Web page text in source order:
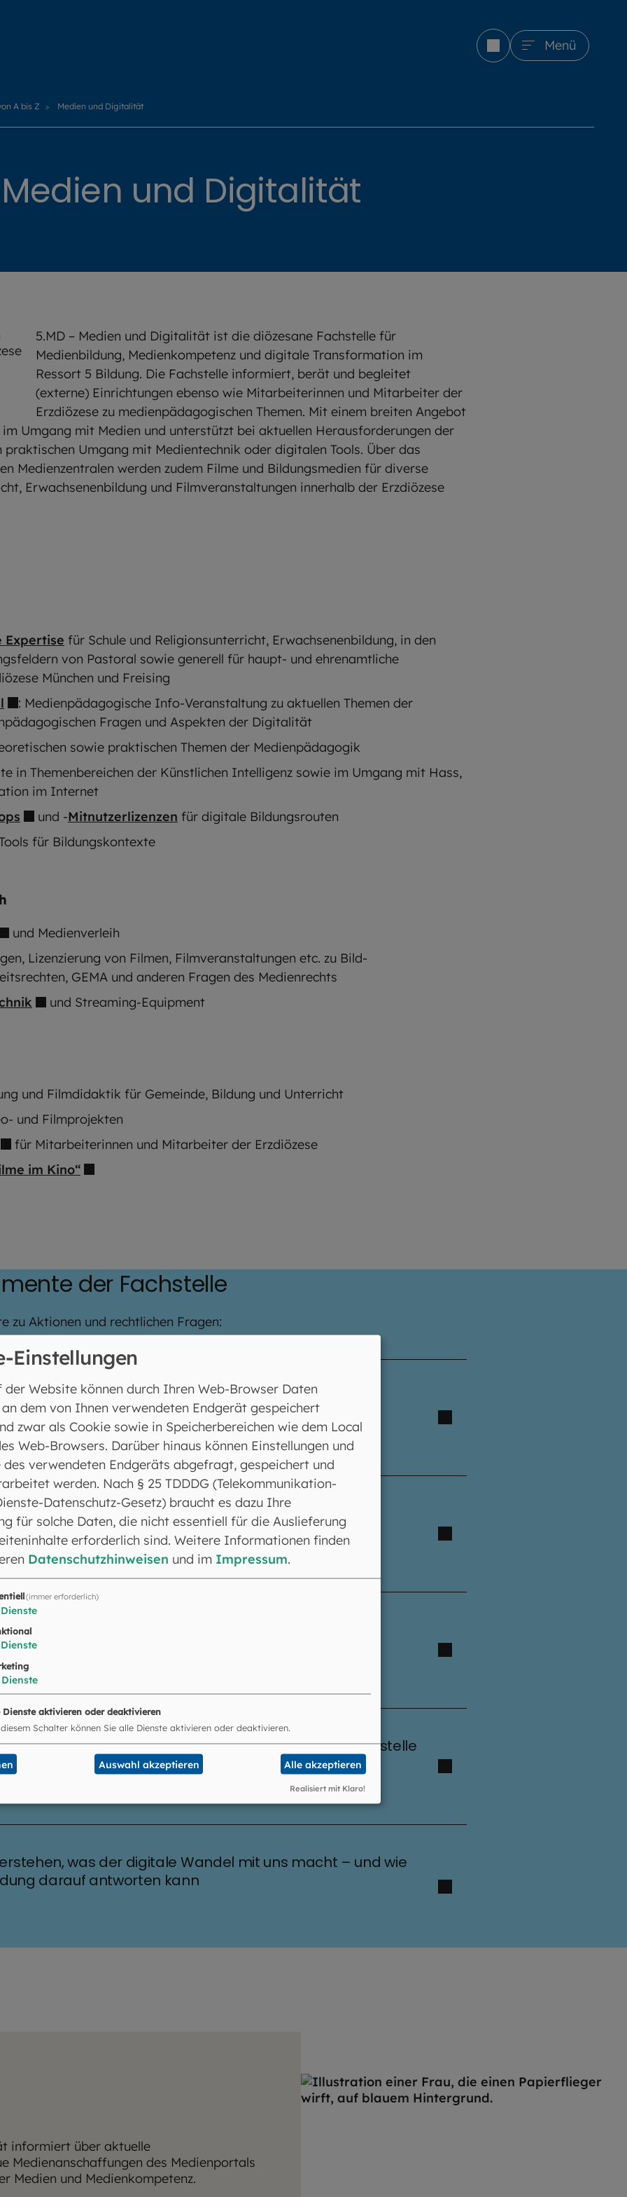
Menü
A bis Z Medien und Digitalität
und Digitalität
5.MD – Medien und Digitalität ist die diözesane Fachstelle für
Medienbildung, Medienkompetenz und digitale Transformation im
Ressort 5 Bildung. Die Fachstelle informiert, berät und begleitet
(externe) Einrichtungen ebenso wie Mitarbeiterinnen und Mitarbeiter der
Erzdiözese zu medienpädagogischen Themen. Mit einem breiten Angebot
Umgang mit Medien und unterstützt bei aktuellen Herausforderungen der
praktischen Umgang mit Medientechnik oder digitalen Tools. Über das
Medienzentralen werden zudem Filme und Bildungsmedien für diverse
Erwachsenenbildung und Filmveranstaltungen innerhalb der Erzdiözese
Expertise für Schule und Religionsunterricht, Erwachsenenbildung, in den
von Pastoral sowie generell für haupt- und ehrenamtliche
München und Freising
: Medienpädagogische Info-Veranstaltung zu aktuellen Themen der
Fragen und Aspekten der Digitalität
sowie praktischen Themen der Medienpädagogik
in Themenbereichen der Künstlichen Intelligenz sowie im Umgang mit Hass,
im Internet
und -Mitnutzerlizenzen für digitale Bildungsrouten
für Bildungskontexte
und Medienverleih
Lizenzierung von Filmen, Filmveranstaltungen etc. zu Bild-
GEMA und anderen Fragen des Medienrechts
und Streaming-Equipment
und Filmdidaktik für Gemeinde, Bildung und Unterricht
und Filmprojekten
für Mitarbeiterinnen und Mitarbeiter der Erzdiözese
im Kino“
der Fachstelle
zu Aktionen und rechtlichen Fragen:
FILM!“ 2026
Kino | Digital“ 2026
der „Actionbound“-Lizenz
für die Mitnutzung der „Actionbound“-Lizenz der Fachstelle
was der digitale Wandel mit uns macht – und wie
darauf antworten kann
informiert über aktuelle
Medienanschaffungen des Medienportals
Medien und Medienkompetenz.
Einstellungen
Website können durch Ihren Web-Browser Daten
dem von Ihnen verwendeten Endgerät gespeichert
zwar als Cookie sowie in Speicherbereichen wie dem Local
Web-Browsers. Darüber hinaus können Einstellungen und
des verwendeten Endgeräts abgefragt, gespeichert und
werden. Nach § 25 TDDDG (Telekommunikation-
Datenschutz-Gesetz) braucht es dazu Ihre
für solche Daten, die nicht essentiell für die Auslieferung
erforderlich sind. Weitere Informationen finden
Datenschutzhinweisen und im Impressum.
(immer erforderlich)
Dienste
Dienste
Dienste
Dienste aktivieren oder deaktivieren
Schalter können Sie alle Dienste aktivieren oder deaktivieren.
Auswahl akzeptieren Alle akzeptieren
Realisiert mit Klaro!